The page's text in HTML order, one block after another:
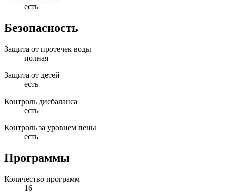
есть
Безопасность
Защита от протечек воды
полная
Защита от детей
есть
Контроль дисбаланса
есть
Контроль за уровнем пены
есть
Программы
Количество программ
16